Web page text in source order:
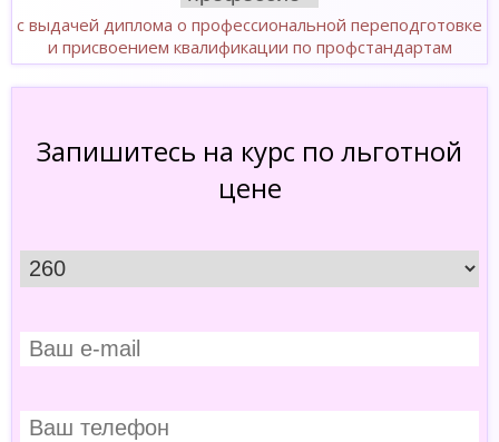
с выдачей диплома о профессиональной переподготовке
и присвоением квалификации по профстандартам
Запишитесь на курс по льготной
цене